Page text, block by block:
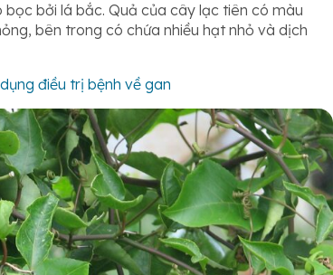
bởi lá bắc. Quả của cây lạc tiên có màu
bên trong có chứa nhiều hạt nhỏ và dịch
điều trị bệnh về gan